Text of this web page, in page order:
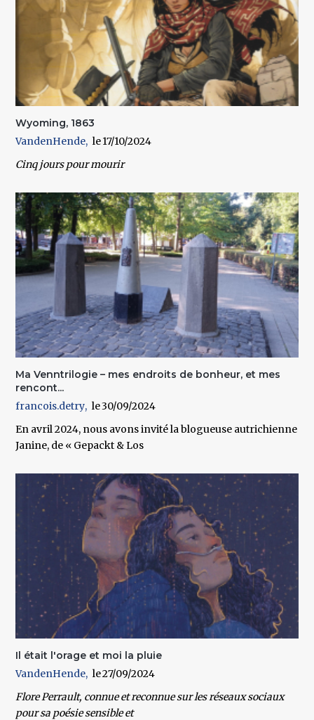
Wyoming, 1863
VandenHende
17/10/2024
Cinq jours pour mourir
Ma Venntrilogie – mes endroits de bonheur, et mes
rencont...
francois.detry
30/09/2024
En avril 2024, nous avons invité la blogueuse autrichienne
Janine, de « Gepackt & Los
Il était l'orage et moi la pluie
VandenHende
27/09/2024
Flore Perrault, connue et reconnue sur les réseaux sociaux
pour sa poésie sensible et